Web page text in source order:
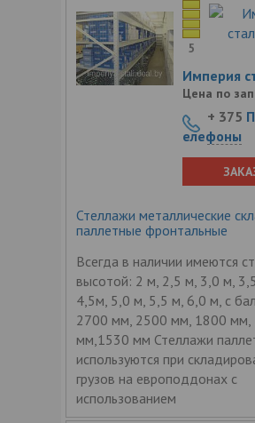
Стеллажи металлические
паллетные фронтальные
Всегда в наличии имеются
высотой: 2 м, 2,5 м, 3,0 м,
4,5м, 5,0 м, 5,5 м, 6,0 м, с
2700 мм, 2500 мм, 1800 мм,
мм,1530 мм Стеллажи
используются при
грузов на европоддонах с
использованием
5
Империя
Цена по
+ 375
елефоны